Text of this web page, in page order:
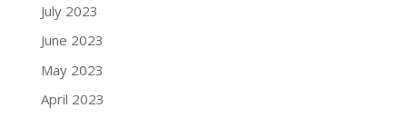
July 2023
June 2023
May 2023
April 2023